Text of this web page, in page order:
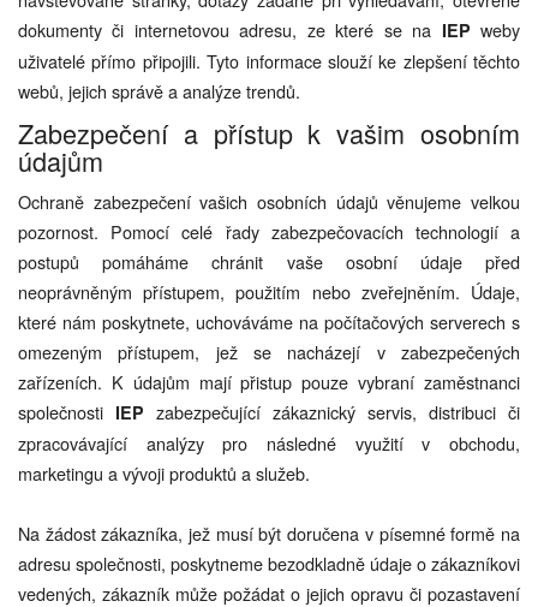
dokumenty či internetovou adresu, ze které se na IEPweby
uživatelé přímo připojili. Tyto informace slouží ke zlepšení těchto
webů, jejich správě a analýze trendů.
Zabezpečení a přístup k vašim osobním
údajům
Ochraně zabezpečení vašich osobních údajů věnujeme velkou
pozornost. Pomocí celé řady zabezpečovacích technologií a
postupů pomáháme chránit vaše osobní údaje před
neoprávněným přístupem, použitím nebo zveřejněním. Údaje,
které nám poskytnete, uchováváme na počítačových serverech s
omezeným přístupem, jež se nacházejí v zabezpečených
zařízeních. K údajům mají přistup pouze vybraní zaměstnanci
společnosti IEP zabezpečující zákaznický servis, distribuci či
zpracovávající analýzy pro následné využití v obchodu,
marketingu a vývoji produktů a služeb.
Na žádost zákazníka, jež musí být doručena v písemné formě na
adresu společnosti, poskytneme bezodkladně údaje o zákazníkovi
vedených, zákazník může požádat o jejich opravu či pozastavení